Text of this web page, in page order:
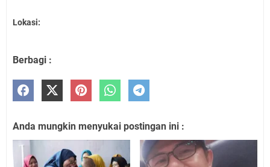
Lokasi:
Berbagi :
Anda mungkin menyukai postingan ini :